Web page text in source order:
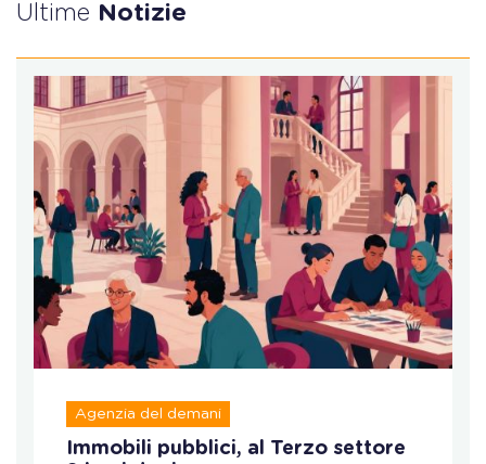
Ultime Notizie
Agenzia del demani
Immobili pubblici, al Terzo settore